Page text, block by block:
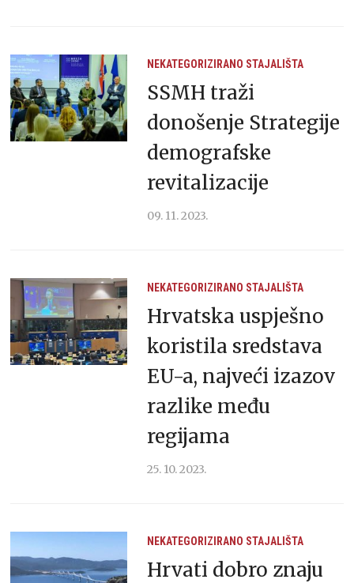
NEKATEGORIZIRANO STAJALIŠTA
SSMH traži
donošenje Strategije
demografske
revitalizacije
09. 11. 2023.
NEKATEGORIZIRANO STAJALIŠTA
Hrvatska uspješno
koristila sredstava
EU-a, najveći izazov
razlike među
regijama
25. 10. 2023.
NEKATEGORIZIRANO STAJALIŠTA
Hrvati dobro znaju